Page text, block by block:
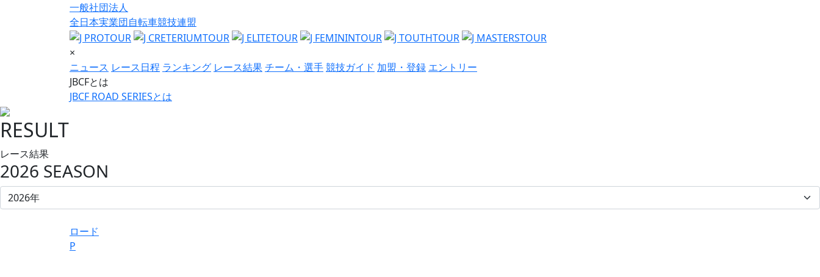
一般社団法人
全日本実業団自転車競技連盟
×
ニュース レース日程 ランキング レース結果チーム・選手競技ガイド 加盟・登録 エントリー
JBCFとは
JBCF ROAD SERIESとは
RESULT
レース結果
2026 SEASON
ロード
P